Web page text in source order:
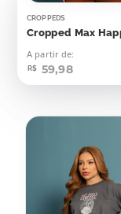
CROPPEDS
A partir de:
R$ 59,98